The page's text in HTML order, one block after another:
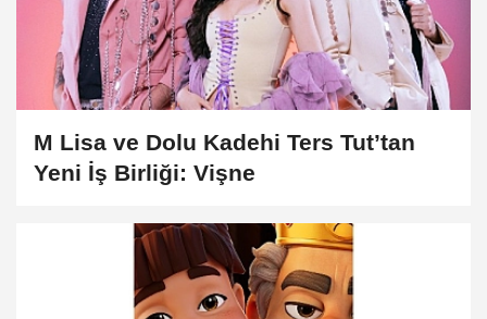
M Lisa ve Dolu Kadehi Ters Tut’tan
Yeni İş Birliği: Vişne